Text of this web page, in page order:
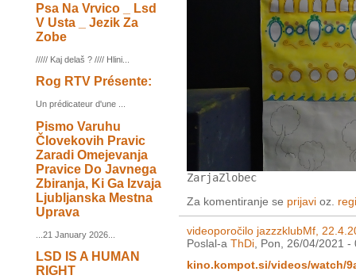
Psa Na Vrvico _ Lsd
V Usta _ Jezik Za
Zobe
///// Kaj delaš ? //// Hlini...
Rog RTV Présente:
Un prédicateur d'une ...
Pismo Varuhu
Človekovih Pravic
Zaradi Omejevanja
Pravice Do Javnega
Zbiranja, Ki Ga Izvaja
Ljubljanska Mestna
Uprava
...21 January 2026...
LSD IS A HUMAN
RIGHT
ZarjaZlobec
Za komentiranje se prijavi oz.
videoporočilo jazzzklubMf,
Poslal-a ThDi, Pon, 26/04/2021 -
kino.kompot.si/videos/watch/